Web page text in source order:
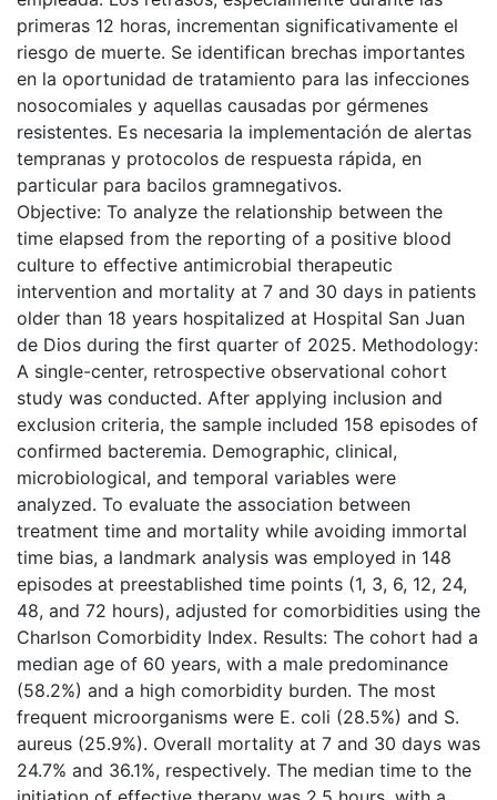
primeras 12 horas, incrementan significativamente el
riesgo de muerte. Se identifican brechas importantes
en la oportunidad de tratamiento para las infecciones
nosocomiales y aquellas causadas por gérmenes
resistentes. Es necesaria la implementación de alertas
tempranas y protocolos de respuesta rápida, en
particular para bacilos gramnegativos.
Objective: To analyze the relationship between the
time elapsed from the reporting of a positive blood
culture to effective antimicrobial therapeutic
intervention and mortality at 7 and 30 days in patients
older than 18 years hospitalized at Hospital San Juan
de Dios during the first quarter of 2025. Methodology:
A single-center, retrospective observational cohort
study was conducted. After applying inclusion and
exclusion criteria, the sample included 158 episodes of
confirmed bacteremia. Demographic, clinical,
microbiological, and temporal variables were
analyzed. To evaluate the association between
treatment time and mortality while avoiding immortal
time bias, a landmark analysis was employed in 148
episodes at preestablished time points (1, 3, 6, 12, 24,
48, and 72 hours), adjusted for comorbidities using the
Charlson Comorbidity Index. Results: The cohort had a
median age of 60 years, with a male predominance
(58.2%) and a high comorbidity burden. The most
frequent microorganisms were E. coli (28.5%) and S.
aureus (25.9%). Overall mortality at 7 and 30 days was
24.7% and 36.1%, respectively. The median time to the